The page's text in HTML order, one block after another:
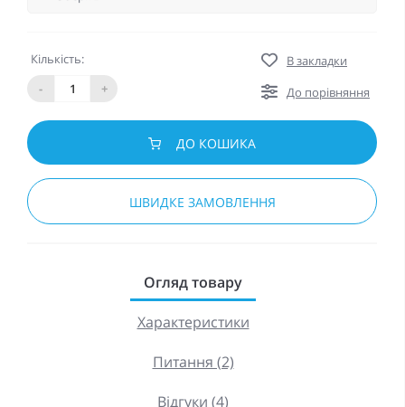
Кількість:
-
+
В закладки
До порівняння
ДО КОШИКА
ШВИДКЕ ЗАМОВЛЕННЯ
Огляд товару
Характеристики
Питання (2)
Відгуки (4)